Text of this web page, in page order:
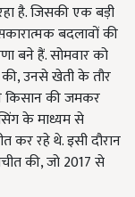
है. जिसकी एक बड़ी
बदलावों की
बने हैं. सोमवार को
की, उनसे खेती के तौर
किसान की जमकर
के माध्यम से
कर रहे थे. इसी दौरान
की, जो 2017 से